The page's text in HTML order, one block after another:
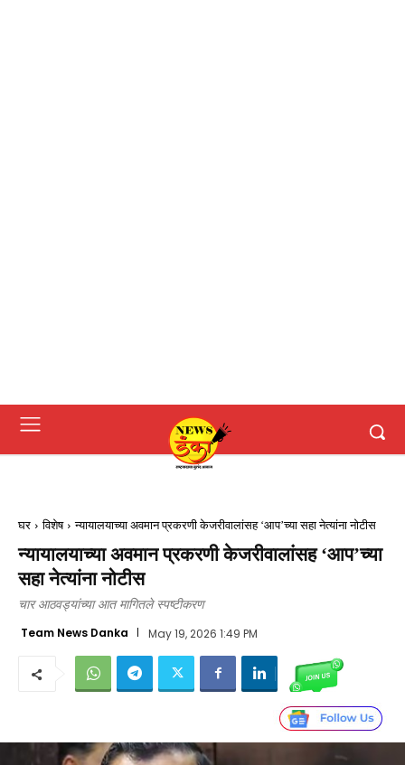
घर विशेष न्यायालयाच्या अवमान प्रकरणी केजरीवालांसह ‘आप’च्या सहा नेत्यांना नोटीस
न्यायालयाच्या अवमान प्रकरणी केजरीवालांसह ‘आप’च्या
सहा नेत्यांना नोटीस
चार आठवड्यांच्या आत मागितले स्पष्टीकरण
Team News Danka May 19, 2026 1:49 PM